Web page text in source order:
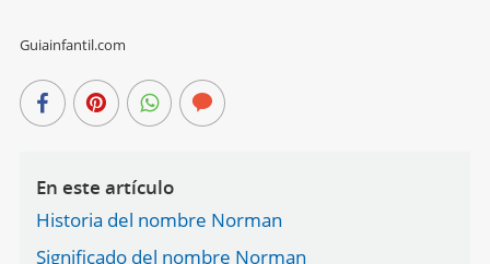
Guiainfantil.com
En este artículo
Historia del nombre Norman
Significado del nombre Norman